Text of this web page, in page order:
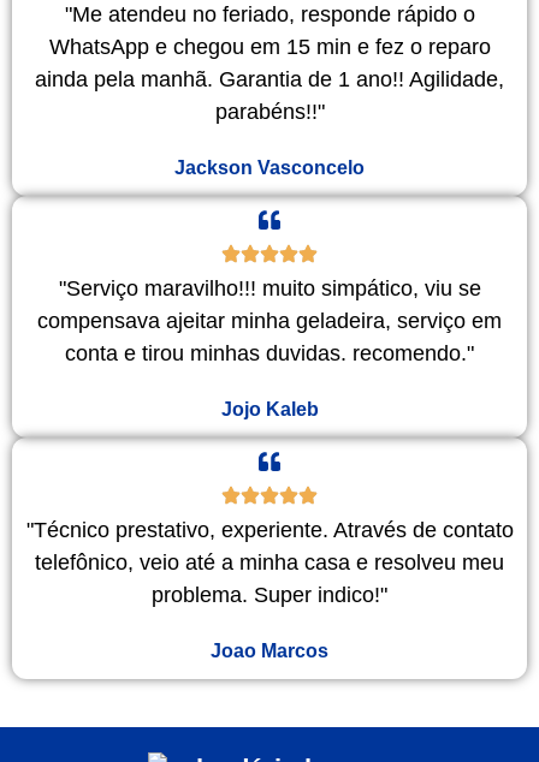
"Me atendeu no feriado, responde rápido o
WhatsApp e chegou em 15 min e fez o reparo
ainda pela manhã. Garantia de 1 ano!! Agilidade,
parabéns!!"
Jackson Vasconcelo
"Serviço maravilho!!! muito simpático, viu se
compensava ajeitar minha geladeira, serviço em
conta e tirou minhas duvidas. recomendo."
Jojo Kaleb
"Técnico prestativo, experiente. Através de contato
telefônico, veio até a minha casa e resolveu meu
problema. Super indico!"
Joao Marcos